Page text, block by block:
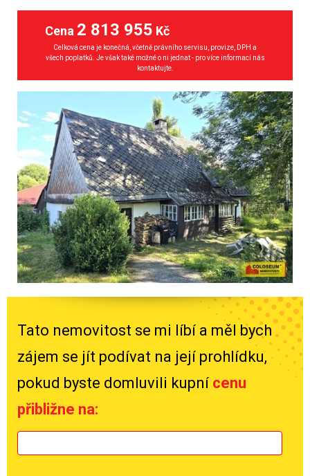
Cena 2 813 955 Kč
Celková cena je konečná, včetně právního servisu, provize, DPH a
všech poplatků. Je však také možné o ni jednat - pro více informací nás
kontaktujte.
Tato nemovitost se mi líbí a měl bych
zájem se jít podívat na její prohlídku,
pokud byste domluvili kupní cenu
přibližne na: